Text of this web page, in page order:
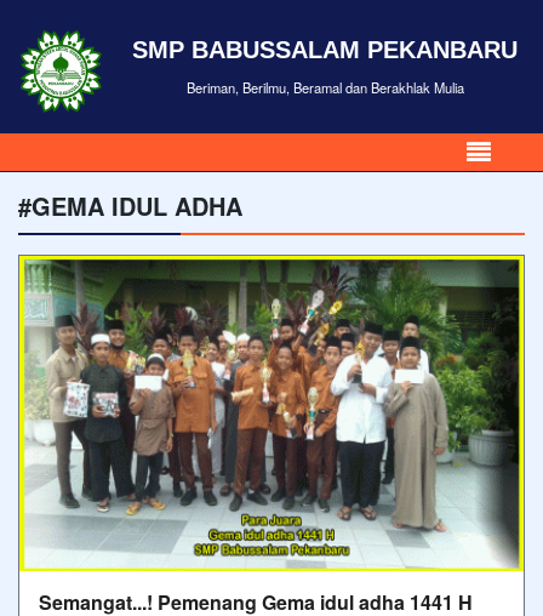
SMP BABUSSALAM PEKANBARU
Beriman, Berilmu, Beramal dan Berakhlak Mulia
#GEMA IDUL ADHA
Semangat...! Pemenang Gema idul adha 1441 H